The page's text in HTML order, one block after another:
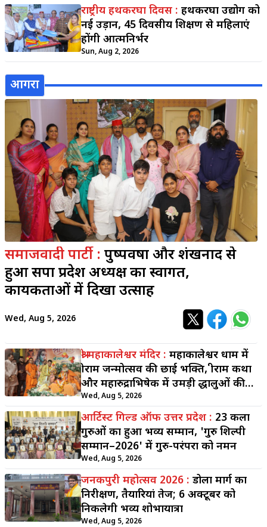
राष्ट्रीय हथकरघा दिवस : हथकरघा उद्योग को
नई उड़ान, 45 दिवसीय प्रशिक्षण से महिलाएं
होंगी आत्मनिर्भर
Sun, Aug 2, 2026
आगरा
समाजवादी पार्टी : पुष्पवर्षा और शंखनाद से
हुआ सपा प्रदेश अध्यक्ष का स्वागत,
कार्यकर्ताओं में दिखा उत्साह
Wed, Aug 5, 2026
श्री महाकालेश्वर मंदिर : महाकालेश्वर धाम में
श्रीराम जन्मोत्सव की छाई भक्ति, श्रीराम कथा
और महारुद्राभिषेक में उमड़ी श्रद्धालुओं की
भीड़
Wed, Aug 5, 2026
आर्टिस्ट गिल्ड ऑफ उत्तर प्रदेश : 23 कला
गुरुओं का हुआ भव्य सम्मान, 'गुरु शिल्पी
सम्मान–2026' में गुरु-परंपरा को नमन
Wed, Aug 5, 2026
जनकपुरी महोत्सव 2026 : डोला मार्ग का
निरीक्षण, तैयारियां तेज; 6 अक्टूबर को
निकलेगी भव्य शोभायात्रा
Wed, Aug 5, 2026